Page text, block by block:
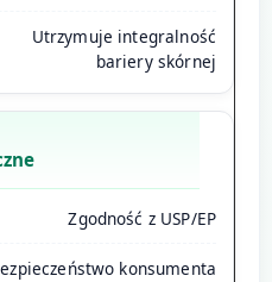
Utrzymuje integralność
bariery skórnej
Zgodność z USP/EP
konsumenta